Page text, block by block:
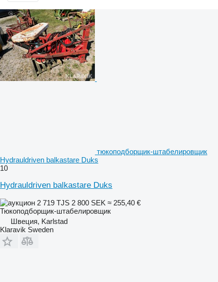
тюкоподборщик-штабелировщик
Hydrauldriven balkastare Duks
10
Hydrauldriven balkastare Duks
2 719 TJS 2 800 SEK ≈ 255,40 €
Тюкоподборщик-штабелировщик
Швеция, Karlstad
Klaravik Sweden